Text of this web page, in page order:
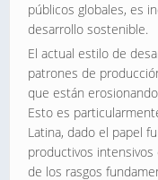
públicos globales, es
desarrollo sostenible.
El actual estilo de
patrones de
que están
Esto es
Latina, dado el papel
productivos
de los rasgos